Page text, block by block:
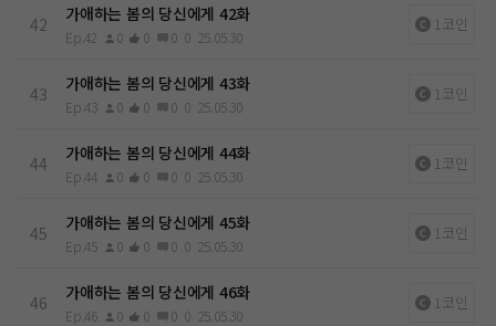
42 가애하는 봄의 당신에게 42화
Ep.42 0 0 0 0 25.05.30
1코인
43 가애하는 봄의 당신에게 43화
Ep.43 0 0 0 0 25.05.30
1코인
44 가애하는 봄의 당신에게 44화
Ep.44 0 0 0 0 25.05.30
1코인
45 가애하는 봄의 당신에게 45화
Ep.45 0 0 0 0 25.05.30
1코인
46 가애하는 봄의 당신에게 46화
Ep.46 0 0 0 0 25.05.30
1코인